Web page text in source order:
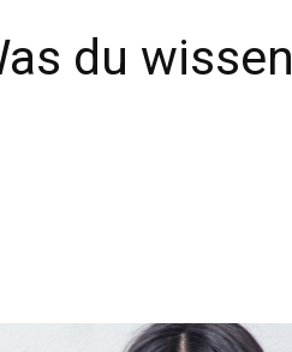
du wissen